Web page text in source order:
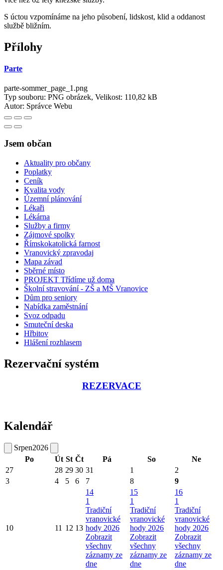
S úctou vzpomínáme na jeho působení, lidskost, klid a oddanost
službě bližním.
Přílohy
Parte
parte-sommer_page_1.png
Typ souboru: PNG obrázek, Velikost: 110,82 kB
Autor: Správce Webu
Jsem občan
Aktuality pro občany
Poplatky
Ceník
Kvalita vody
Územní plánování
Lékaři
Lékárna
Služby a firmy
Zájmové spolky
Římskokatolická farnost
Vranovický zpravodaj
Mapa závad
Sběrné místo
PROJEKT Třídíme už doma
Školní stravování - ZŠ a MŠ Vranovice
Dům pro seniory
Nabídka zaměstnání
Svoz odpadu
Smuteční deska
Hřbitov
Hlášení rozhlasem
Rezervační systém
REZERVACE
Kalendář
Srpen2026
Po
Út St Čt Pá So
Ne
27
28 29 30 31 1
2
3
4 5 6 7 8 9
10 11 12 13
14
1
Tradiční
vranovické
hody 2026
Zobrazit
všechny
záznamy ze
dne
15
1
Tradiční
vranovické
hody 2026
Zobrazit
všechny
záznamy ze
dne
16
1
Tradiční
vranovické
hody 2026
Zobrazit
všechny
záznamy ze
dne